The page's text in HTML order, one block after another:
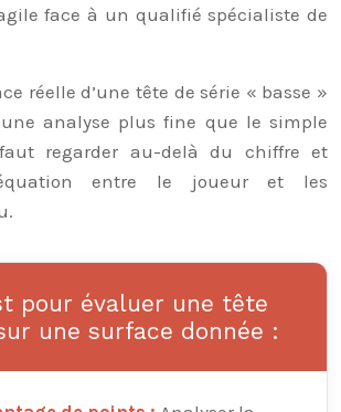
face à un qualifié spécialiste de
réelle d’une tête de série « basse »
analyse plus fine que le simple
regarder au-delà du chiffre et
entre le joueur et les
pour évaluer une tête
une surface donnée :